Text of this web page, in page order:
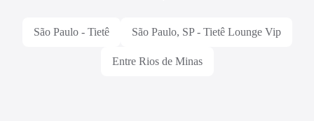
São Paulo - Tietê São Paulo, SP - Tietê Lounge Vip
Entre Rios de Minas